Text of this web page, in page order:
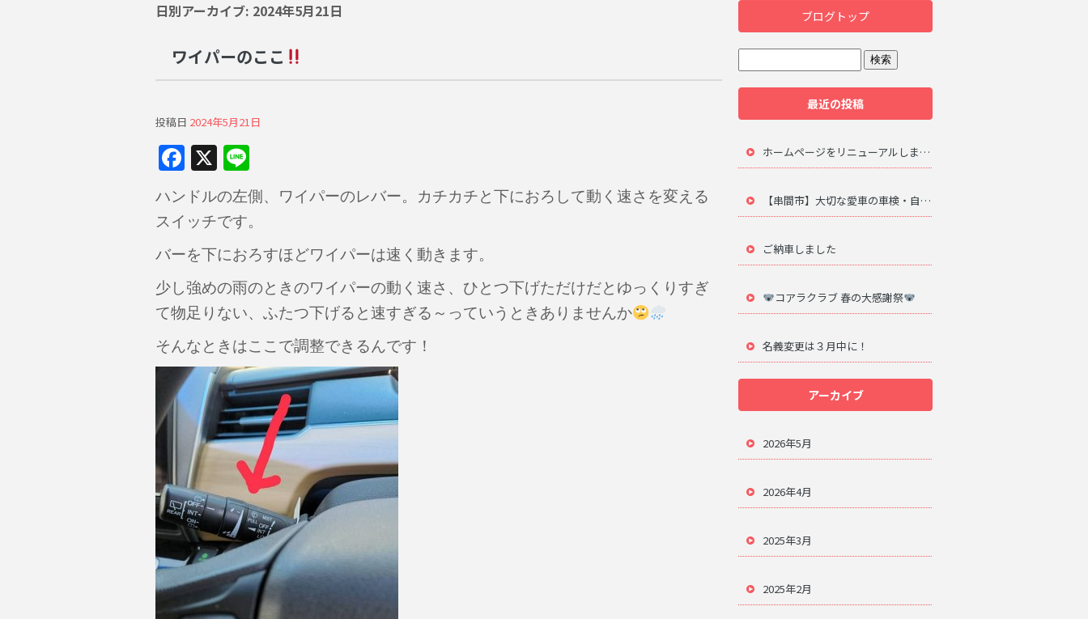
日別アーカイブ: 2024年5月21日
ワイパーのここ
投稿日 2024年5月21日
F
a
c
e
b
o
o
k
X
n
e
ハンドルの左側、ワイパーのレバー。カチカチと下におろして動く速さを変える
スイッチです。
バーを下におろすほどワイパーは速く動きます。
少し強めの雨のときのワイパーの動く速さ、ひとつ下げただけだとゆっくりすぎ
て物足りない、ふたつ下げると速すぎる～っていうときありませんか
そんなときはここで調整できるんです！
ブログトップ
最近の投稿
ホームページをリニューアルしました。
【串間市】大切な愛車の車検・自動車修理は地元のプロにお任せ
ご納車しました
コアラクラブ 春の大感謝祭
名義変更は３月中に！
アーカイブ
2026年5月
2026年4月
2025年3月
2025年2月